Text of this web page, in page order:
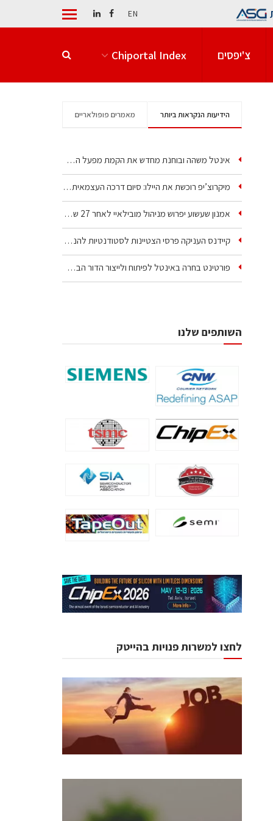
EN
צ'יפסים Chiportal Index
הידיעות הנקראות ביותר מאמרים פופולאריים
אינטל משהה ובוחנת מחדש את הקמת מפעל הענק שלה בקריית גת
מיקרוצ’יפ רוכשת את היילו: סיום דרכה העצמאית של אחת…
אמנון שעשוע יפרוש מניהול מובילאיי לאחר 27 שנה –…
קיידנס העניקה פרסי הצטיינות לסטודנטיות להנדסת חשמל ופיזיקה
פורטינט בחרה באינטל לפיתוח ולייצור הדור הבא של מעבדי…
השותפים שלנו
לחצו למשרות פנויות בהייטק